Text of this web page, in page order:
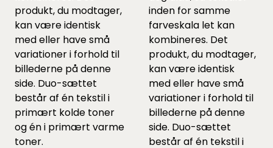
produkt, du modtager,
kan være identisk
med eller have små
variationer i forhold til
billederne på denne
side. Duo-sættet
består af én tekstil i
primært kolde toner
og én i primært varme
toner.
inden for samme
farveskala let kan
kombineres. Det
produkt, du modtager,
kan være identisk
med eller have små
variationer i forhold til
billederne på denne
side. Duo-sættet
består af én tekstil i